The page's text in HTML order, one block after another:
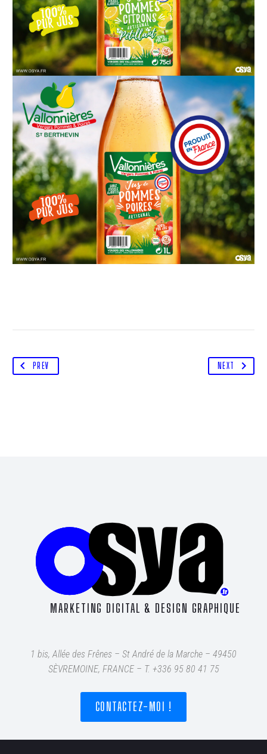
PREV NEXT
MARKETING DIGITAL & DESIGN GRAPHIQUE
1 bis, Allée des Frênes – St André de la Marche – 49450
SÈVREMOINE, FRANCE – T. +336 95 80 41 75
CONTACTEZ-MOI !